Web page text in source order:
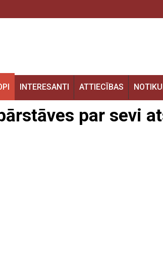
INTERESANTI ATTIECĪBAS
par sevi